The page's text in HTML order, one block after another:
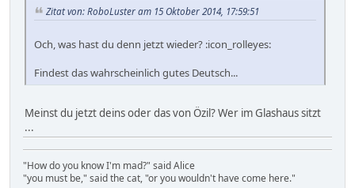
Zitat von: RoboLuster am 15 Oktober 2014, 17:59:51
Och, was hast du denn jetzt wieder? :icon_rolleyes:
Findest das wahrscheinlich gutes Deutsch...
Meinst du jetzt deins oder das von Özil? Wer im Glashaus sitzt
...
"How do you know I'm mad?" said Alice
"you must be," said the cat, "or you wouldn't have come here."